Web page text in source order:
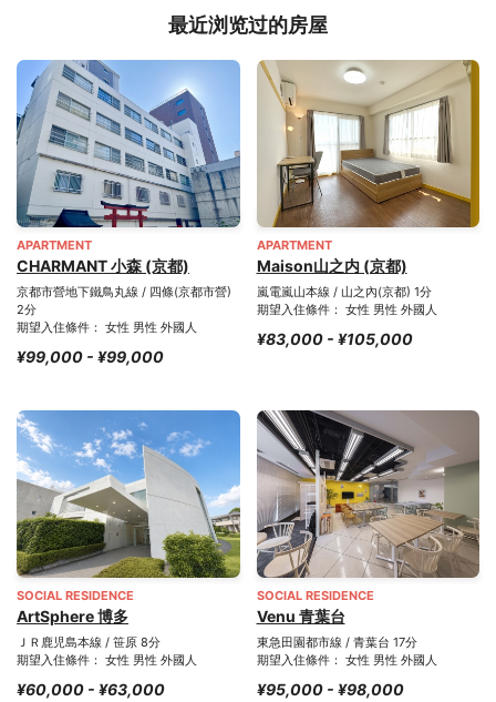
最近浏览过的房屋
APARTMENT
CHARMANT 小森 (京都)
京都市營地下鐵鳥丸線 / 四條(京都市營)
2分
期望入住條件： 女性 男性 外國人
¥99,000 - ¥99,000
APARTMENT
Maison山之内 (京都)
嵐電嵐山本線 / 山之內(京都) 1分
期望入住條件： 女性 男性 外國人
¥83,000 - ¥105,000
SOCIAL RESIDENCE
ArtSphere 博多
ＪＲ鹿児島本線 / 笹原 8分
期望入住條件： 女性 男性 外國人
¥60,000 - ¥63,000
SOCIAL RESIDENCE
Venu 青葉台
東急田園都市線 / 青葉台 17分
期望入住條件： 女性 男性 外國人
¥95,000 - ¥98,000